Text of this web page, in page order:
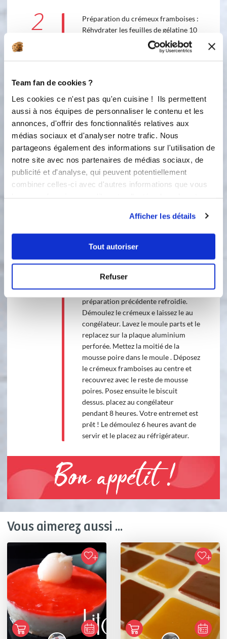
Team fan de cookies ?
Les cookies ce n'est pas qu'en cuisine ! Ils permettent
aussi à nos équipes de personnaliser le contenu et les
annonces, d'offrir des fonctionnalités relatives aux
médias sociaux et d'analyser notre trafic. Nous
partageons également des informations sur l'utilisation de
notre site avec nos partenaires de médias sociaux, de
publicité et d'analyse, qui peuvent potentiellement
combiner celles-ci avec d'autres informations que vous
Afficher les détails
Tout autoriser
Refuser
2
Préparation du crémeux framboises :
Réhydrater les feuilles de gélatine 10
mn dans l'eau froide. Faites chauffer
la moitié de la purée de fruits
Ajoutez la gélatine essorée pour la
faire fondre. Rajoutez le reste de
purée de fruits framboises et bien
mélangez. Placez le moule à parts sur
la plaque aluminium perforée. Mettez
la préparation dans le moule à parts
et placez au congélateur minimum 2
heures.
3
Préparation de la mousse poires :
pendant 10 mn dans l'eau froide.
de lait,4 jaunes d'œufs, le sucre et la
purée de fruits poires. Faites cuire à
feuilles de gélatine bien essorée.
Montée la crème liquide en crème
fouettée et incorporez là dans la
préparation précédente refroidie.
Démoulez le crémeux e laissez le au
congélateur. Lavez le moule parts et le
replacez sur la plaque aluminium
perforée. Mettez la moitié de la
mousse poire dans le moule . Déposez
le crémeux framboises au centre et
recouvrez avec le reste de mousse
poires. Posez ensuite le biscuit
dessus. placez au congélateur
pendant 8 heures. Votre entremet est
prêt ! Le démoulez 6 heures avant de
servir et le placez au réfrigérateur.
Bon appétit !
Vous aimerez aussi ...